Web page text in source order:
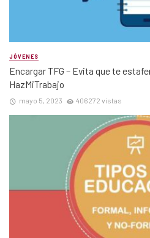
JÓVENES
Encargar TFG – Evita que te
HazMiTrabajo
mayo 5, 2023 406272 vistas